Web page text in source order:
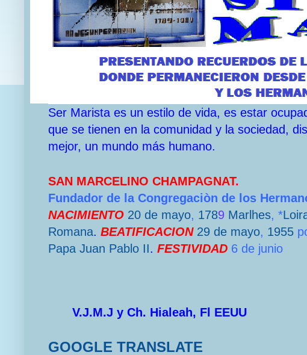
Ser Marista es un estilo de vida, es estar
que se tienen en la comunidad y la sociedad,
mejor, un mundo más humano.
SAN MARCELINO CHAMPAGNAT.
Fundador de la Congregaciòn de los
NACIMIENTO 20 de mayo, 1789 Marlhes, *
Romana. BEATIFICACION 29 de mayo, 1955
Papa Juan Pablo II. FESTIVIDAD 6 de junio
V.J.M.J y Ch. Hialeah, Fl EEUU
GOOGLE TRANSLATE